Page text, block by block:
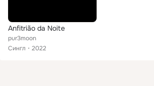
Anfitrião da Noite
pur3moon
Сингл
2022